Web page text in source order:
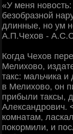
«У меня
безобразной
длинные, но ум
А.П.Чехов -
Когда Чехов
Мелихово,
такс: мальчика и
в Мелихово, он
прибыли таксы,
Александрович.
комнатам,
покормили, и